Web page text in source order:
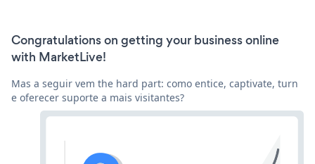
Congratulations on getting your business online
with MarketLive!
Mas a seguir vem the hard part: como entice, captivate, turn
e oferecer suporte a mais visitantes?